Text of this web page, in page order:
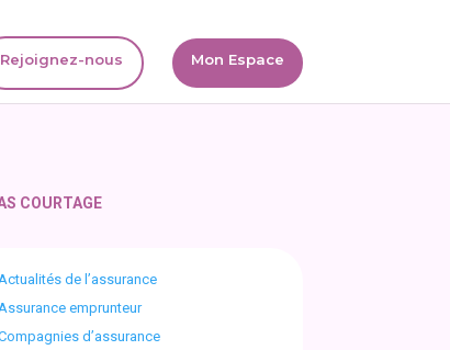
Rejoignez-nous Mon Espace
COURTAGE
de l’assurance
emprunteur
d’assurance